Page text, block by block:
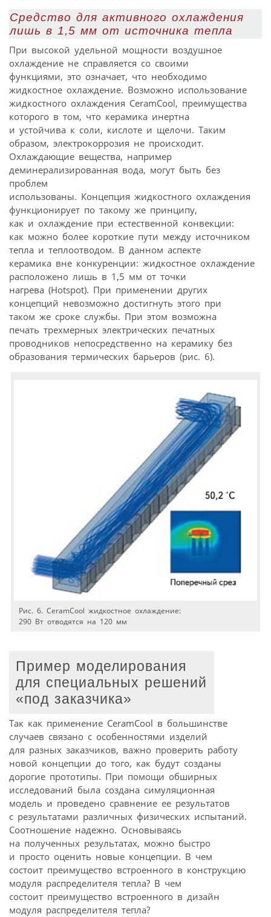
Средство для активного охлаждения
лишь в 1,5 мм от источника тепла
При высокой удельной мощности воздушное
охлаждение не справляется со своими
функциями, это означает, что необходимо
жидкостное охлаждение. Возможно использование
жидкостного охлаждения CeramCool, преимущества
которого в том, что керамика инертна
и устойчива к соли, кислоте и щелочи. Таким
образом, электрокоррозия не происходит.
Охлаждающие вещества, например
деминерализированная вода, могут быть без
проблем
использованы. Концепция жидкостного охлаждения
функционирует по такому же принципу,
как и охлаждение при естественной конвекции:
как можно более короткие пути между источником
тепла и теплоотводом. В данном аспекте
керамика вне конкуренции: жидкостное охлаждение
расположено лишь в 1,5 мм от точки
нагрева (Hotspot). При применении других
концепций невозможно достигнуть этого при
таком же сроке службы. При этом возможна
печать трехмерных электрических печатных
проводников непосредственно на керамику без
образования термических барьеров (рис. 6).
Рис. 6. CeramCool жидкостное охлаждение:
290 Вт отводятся на 120 мм
Пример моделирования
для специальных решений
«под заказчика»
Так как применение CeramCool в большинстве
случаев связано с особенностями изделий
для разных заказчиков, важно проверить работу
новой концепции до того, как будут созданы
дорогие прототипы. При помощи обширных
исследований была создана симуляционная
модель и проведено сравнение ее результатов
с результатами различных физических испытаний.
Соотношение надежно. Основываясь
на полученных результатах, можно быстро
и просто оценить новые концепции. В чем
состоит преимущество встроенного в конструкцию
модуля распределителя тепла? В чем
состоит преимущество встроенного в дизайн
модуля распределителя тепла?